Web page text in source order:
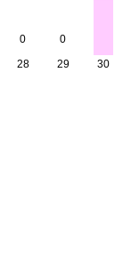
0
28
0
29
30